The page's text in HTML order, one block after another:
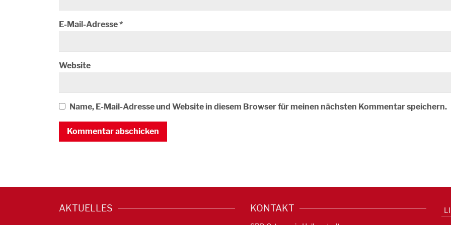
E-Mail-Adresse*
Website
Name, E-Mail-Adresse und Website in diesem Browser für meinen nächsten Kommentar speichern.
AKTUELLES KONTAKT